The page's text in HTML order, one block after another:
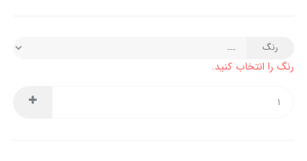
رنگ
رنگ را انتخاب کنید.